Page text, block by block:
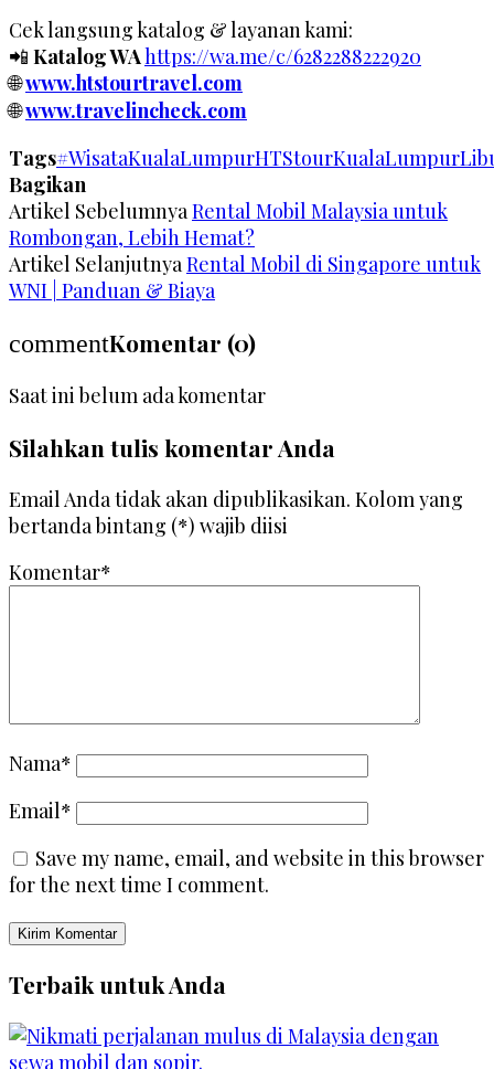
Cek langsung katalog & layanan kami:
📲 Katalog WAhttps://wa.me/c/6282288222920
🌐www.htstourtravel.com
🌐www.travelincheck.com
Tags#WisataKualaLumpurHTStourKualaLumpur
Bagikan
Artikel SebelumnyaRental Mobil Malaysia untuk
Rombongan, Lebih Hemat?
Artikel SelanjutnyaRental Mobil di Singapore untuk
WNI | Panduan & Biaya
commentKomentar (0)
Saat ini belum ada komentar
Silahkan tulis komentar Anda
Email Anda tidak akan dipublikasikan. Kolom yang
bertanda bintang (*) wajib diisi
Komentar*
Nama*
Email*
Save my name, email, and website in this browser
for the next time I comment.
Terbaik untuk Anda